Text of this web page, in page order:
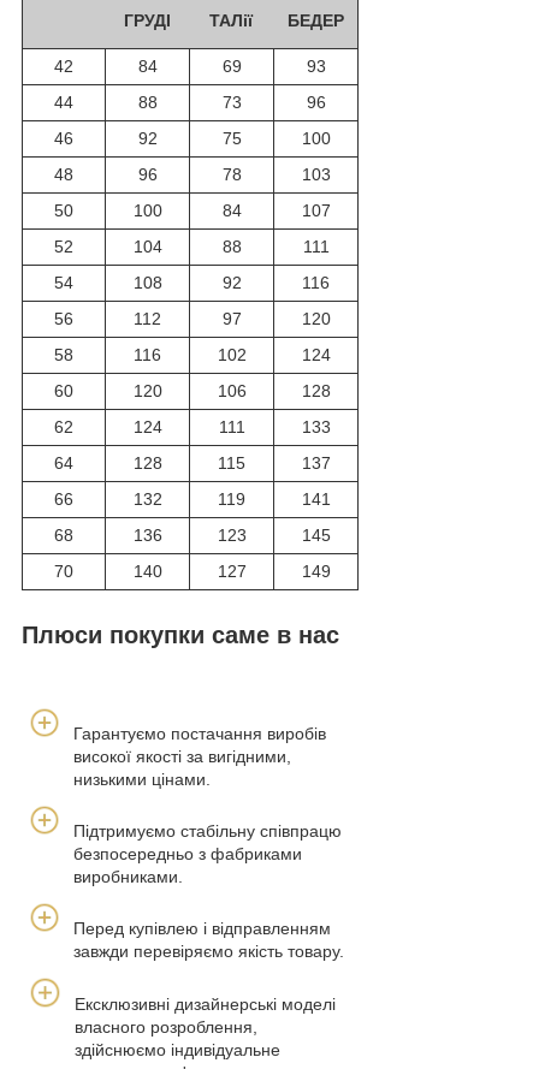
ГРУДІ
ТАЛії
БЕДЕР
42 84 69
93
44
88 73
96
46
92 75
100
48
96 78
103
50
100 84
107
52
104 88
111
54
108 92
116
56
112 97
120
58
116 102
124
60
120 106
128
62
124 111
133
64
128 115
137
66
132 119
141
68
136 123
145
70
140 127 149
Плюси покупки саме в нас
Гарантуємо постачання виробів
високої якості за вигідними,
низькими цінами.
Підтримуємо стабільну співпрацю
безпосередньо з фабриками
виробниками.
Перед купівлею і відправленням
завжди перевіряємо якість товару.
Ексклюзивні дизайнерські моделі
власного розроблення,
здійснюємо індивідуальне